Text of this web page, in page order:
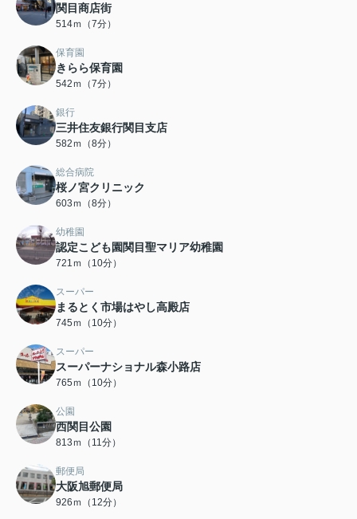
関目商店街
514ｍ（7分）
保育園
きらら保育園
542ｍ（7分）
銀行
三井住友銀行関目支店
582ｍ（8分）
総合病院
桜ノ宮クリニック
603ｍ（8分）
幼稚園
認定こども園関目聖マリア幼稚園
721ｍ（10分）
スーパー
まるとく市場はやし高殿店
745ｍ（10分）
スーパー
スーパーナショナル森小路店
765ｍ（10分）
公園
西関目公園
813ｍ（11分）
郵便局
大阪旭郵便局
926ｍ（12分）